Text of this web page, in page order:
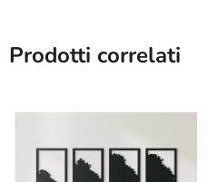
Prodotti correlati